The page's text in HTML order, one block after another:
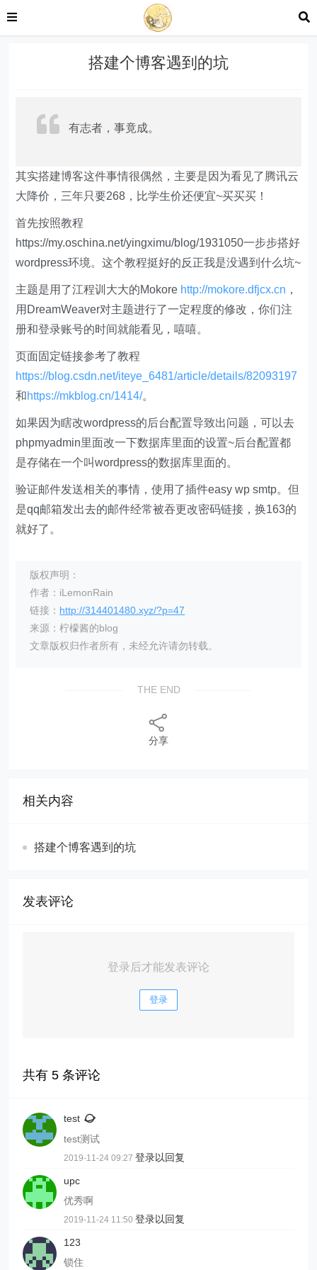
搭建个博客遇到的坑
有志者，事竟成。
其实搭建博客这件事情很偶然，主要是因为看见了腾讯云
大降价，三年只要268，比学生价还便宜~买买买！
首先按照教程
https://my.oschina.net/yingximu/blog/1931050一步步搭好
wordpress环境。这个教程挺好的反正我是没遇到什么坑~
主题是用了江程训大大的Mokore http://mokore.dfjcx.cn ，
用DreamWeaver对主题进行了一定程度的修改，你们注
册和登录账号的时间就能看见，嘻嘻。
页面固定链接参考了教程
https://blog.csdn.net/iteye_6481/article/details/82093197
和https://mkblog.cn/1414/。
如果因为瞎改wordpress的后台配置导致出问题，可以去
phpmyadmin里面改一下数据库里面的设置~后台配置都
是存储在一个叫wordpress的数据库里面的。
验证邮件发送相关的事情，使用了插件easy wp smtp。但
是qq邮箱发出去的邮件经常被吞更改密码链接，换163的
就好了。
版权声明：
作者：iLemonRain
链接： http://314401480.xyz/?p=47
来源：柠檬酱的blog
文章版权归作者所有，未经允许请勿转载。
THE END
分享
相关内容
搭建个博客遇到的坑
发表评论
登录后才能发表评论
登录
共有5 条评论
test
test测试
2019-11-24 09:27登录以回复
upc
优秀啊
2019-11-24 11:50登录以回复
123
锁住